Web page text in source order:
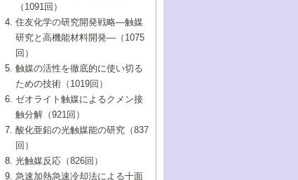
8号 若手研究者による触媒研究の未来展望
2：大学・研究所編
8号 イオン液体の応用
8号 多機能型リアクター
8号 超臨界流体を用いた化学プロセスの新
6号 第94回触媒討論会
7号 サブナノレベルでみた新しい表面現象
8号 オレフィン重合触媒の新たな展
5号 基礎化学品製造の触媒技術
6号 第92回触媒討論会
7号 基礎化学品製造の触媒技術
8号 資源の循環と触媒技術
4号 ナノ材料の調製と機能化
5号 こんな触媒が欲しい
6号 第90回触媒討論会
7号 触媒研究と学術雑誌/情報
8号 若い世代からみた触媒化学の現状と未
3号 生体触媒とバイオプロセス
4号 水素製造・利用の触媒化学
5号 触媒研究における新しい切り口：コン
ビナトリアルケミストリー
6号 第88回触媒討論会特集号
7号 企業における触媒研究のブレークスル
8号 この材料を触媒として使ってみません
2号 第85回触媒討論会
3号 反応ダイナミクス
5号 触媒のおもしろさをどのように伝える
6号 第86回触媒討論会
7号 水素化精製触媒の新しい展開
8号 新しい反応性と機能性を目指した金属
クラスタ-化学
1号 孔、穴、あな?-特異な空間とその利用-
2号 第83回触媒討論会
3号 均一系触媒反応最前線
4号 実用炭素材料の新展開
5号 研究の方法論を考える
7号 機能性金属材料と触媒
8号 触媒研究へのNMRの応用と展望
▼40巻（1998年）
進展と21世紀への提言/創立40周年記念・触
媒学会この10年の歩みとこれから/創立40周
2号 第81回触媒討論会
3号 計算機触媒化学へのさそい
4号 触媒劣化の制御と予測
5号 最新の実用プロセスと触媒
6号 第82回触媒討論会
1号 均一系と不均一系触媒反応-その特徴と
接点
2号 第79回触媒討論会
3号 最新NO除去触媒の実用化研究
4号 新しい反応場を目指した触媒調製
5号 反応・分離技術の新しい展開
6号 第80回触媒討論会
▼38巻（1996年）
1号 触媒の構造と触媒作用/C1化学を中心と
する21世紀への触媒
3号 オリンピックメダル:金・銀・銅はどん
な触媒作用を示すか
4号 触媒作用における機能の複合化
▼37巻（1995年）
1号 ファインケミカルズと固体触媒
2号 第75回触媒討論会
3号 希土類を利用した触媒
4号 触媒とリサイクル
5号 エネルギー変換触媒
▼36巻（1994年）
1号 電気化学と触媒
2号 第73回触媒討論会
3号 C4化学の展開
4号 《通常号》
▼35巻（1993年）
1号 工業触媒開発マニュアル―探索から工
業化まで
2号 第71回触媒討論会
▼34巻（1992年）
1号 インパクトを与えたこの研究
2号 第69回触媒討論会
▼33巻（1991年）
1号 触媒プロセス開発マニュアル―探索か
▼32巻（1990年）
（1091回）
住友化学の研究開発戦略―触媒
研究と高機能材料開発―（1075
回）
触媒の活性を徹底的に使い切る
ための技術（1019回）
ゼオライト触媒によるクメン接
触分解（921回）
酸化亜鉛の光触媒能の研究（837
回）
光触媒反応（826回）
急速加熱急速冷却法による十面